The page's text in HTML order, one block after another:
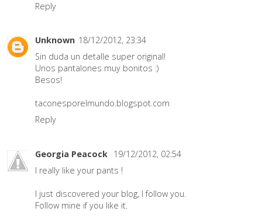
Reply
Unknown 18/12/2012, 23:34
Sin duda un detalle super original!
Unos pantalones muy bonitos :)
Besos!
taconesporelmundo.blogspot.com
Reply
Georgia Peacock 19/12/2012, 02:54
I really like your pants !
I just discovered your blog, I follow you.
Follow mine if you like it.